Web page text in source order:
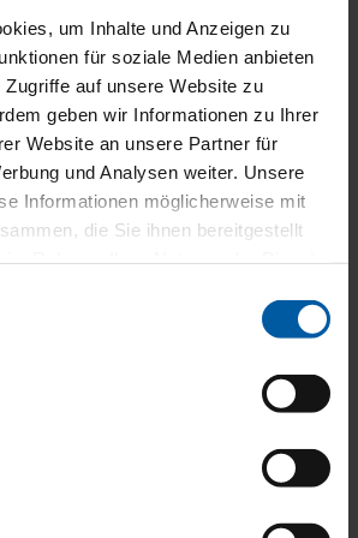
um Inhalte und Anzeigen zu
für soziale Medien anbieten
auf unsere Website zu
geben wir Informationen zu Ihrer
Website an unsere Partner für
und Analysen weiter. Unsere
Informationen möglicherweise mit
die Sie ihnen bereitgestellt
mm
m²
mm, 25 mm, 50 mm
Schnur/Stab, Kette,
Schnur, Kurbel,
seitlich mit Seil
Für Fenster, Türen,
und Decken sowie über